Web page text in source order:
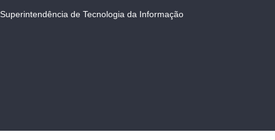
Superintendência de Tecnologia da Informação